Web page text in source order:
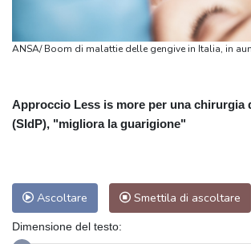
Sanchez presiederà una riunione in
ANSA/ Boom di malattie delle gengive in Italia, in
Approccio Less is more per una chirurgia
(SIdP), "migliora la guarigione"
Ascoltare Smettila di ascoltare
Dimensione del testo: